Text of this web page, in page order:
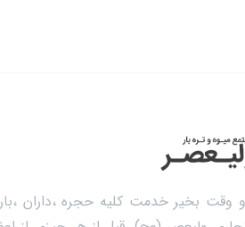
وقت بخیر خدمت کلیه حجره ،داران